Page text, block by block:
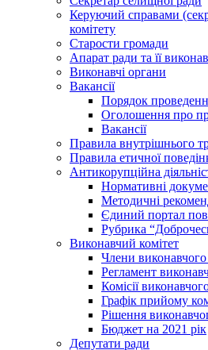
Керуючий справами
комітету
Старости громади
Апарат ради та її
Виконавчі органи
Вакансії
Порядок
Оголошення про
Вакансії
Правила внутрішнього
Правила етичної
Антикорупційна
Нормативні
Методичні
Єдиний портал
Рубрика
Виконавчий комітет
Члени виконавчого
Регламент
Комісії
Графік прийому
Рішення
Бюджет на 2021 рік
Депутати ради